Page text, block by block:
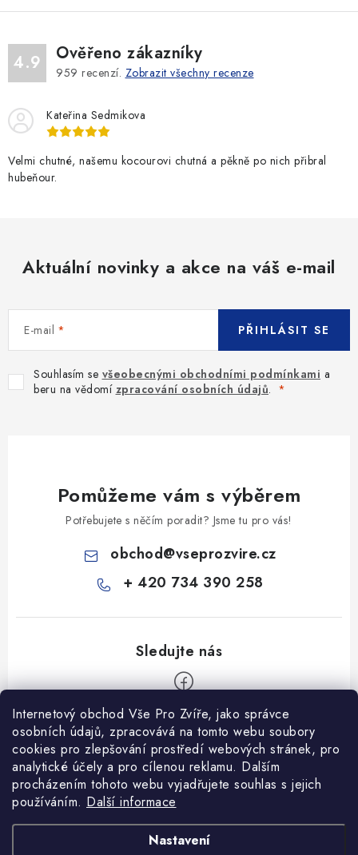
Internetový obchod Vše Pro Zvíře, jako správce
osobních údajů, zpracovává na tomto webu soubory
cookies pro zlepšování prostředí webových stránek, pro
analytické účely a pro cílenou reklamu. Dalším
procházením tohoto webu vyjadřujete souhlas s jejich
používáním. Další informace
Nastavení
4.9 Ověřeno zákazníky
959 recenzí. Zobrazit všechny recenze
Kateřina Sedmikova
Velmi chutné, našemu kocourovi chutná a pěkně po nich přibral
hubeňour.
Aktuální novinky a akce na váš e-mail
E-mail
Souhlasím se všeobecnými obchodními podmínkami a
beru na vědomí zpracování osobních údajů.
PŘIHLÁSIT SE
Pomůžeme vám s výběrem
Potřebujete s něčím poradit? Jsme tu pro vás!
obchod@vseprozvire.cz
+ 420 734 390 258
Informace pro Vás
Ceník dopravy
Kontakty
Heuréka recenze